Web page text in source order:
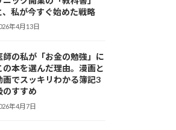
、私が今すぐ始めた戦略
年4月13日
師の私が「お金の勉強」に
の本を選んだ理由。漫画と
画でスッキリわかる簿記3
のすすめ
年4月7日